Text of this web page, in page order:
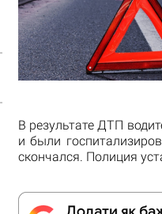
В результате ДТП
и были
скончался. Полиция